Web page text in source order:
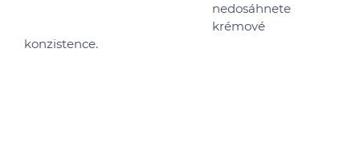
nedosáhnete
krémové
konzistence.